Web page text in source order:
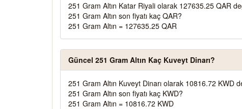
251 Gram Altın Katar Riyali olarak 127635.25 QAR
251 Gram Altın son fiyatı kaç QAR?
251 Gram Altın = 127635.25 QAR
Güncel 251 Gram Altın Kaç Kuveyt Dinarı?
251 Gram Altın Kuveyt Dinarı olarak 10816.72 KWD
251 Gram Altın son fiyatı kaç KWD?
251 Gram Altın = 10816.72 KWD